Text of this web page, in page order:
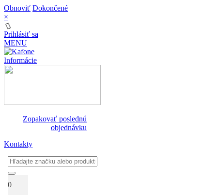
Obnoviť Dokončené
×
Prihlásiť sa
MENU
Informácie
Zopakovať poslednú
objednávku
Kontakty
0